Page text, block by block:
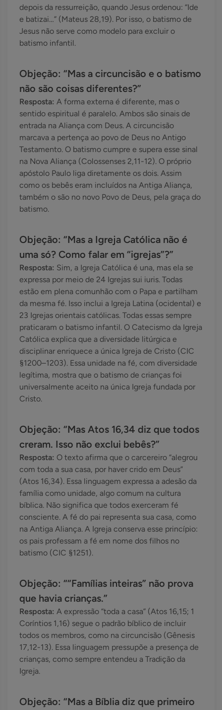
depois da ressurreição, quando Jesus ordenou: “Ide
e batizai…” (Mateus 28,19). Por isso, o batismo de
Jesus não serve como modelo para excluir o
batismo infantil.
Objeção: “Mas a circuncisão e o batismo
não são coisas diferentes?”
Resposta: A forma externa é diferente, mas o
sentido espiritual é paralelo. Ambos são sinais de
entrada na Aliança com Deus. A circuncisão
marcava a pertença ao povo de Deus no Antigo
Testamento. O batismo cumpre e supera esse sinal
na Nova Aliança (Colossenses 2,11-12). O próprio
apóstolo Paulo liga diretamente os dois. Assim
como os bebês eram incluídos na Antiga Aliança,
também o são no novo Povo de Deus, pela graça do
batismo.
Objeção: “Mas a Igreja Católica não é
uma só? Como falar em “igrejas”?”
Resposta: Sim, a Igreja Católica é una, mas ela se
expressa por meio de 24 Igrejas sui iuris. Todas
estão em plena comunhão com o Papa e partilham
da mesma fé. Isso inclui a Igreja Latina (ocidental) e
23 Igrejas orientais católicas. Todas essas sempre
praticaram o batismo infantil. O Catecismo da Igreja
Católica explica que a diversidade litúrgica e
disciplinar enriquece a única Igreja de Cristo (CIC
§1200–1203). Essa unidade na fé, com diversidade
legítima, mostra que o batismo de crianças foi
universalmente aceito na única Igreja fundada por
Cristo.
Objeção: “Mas Atos 16,34 diz que todos
creram. Isso não exclui bebês?”
Resposta: O texto afirma que o carcereiro “alegrou
com toda a sua casa, por haver crido em Deus”
(Atos 16,34). Essa linguagem expressa a adesão da
família como unidade, algo comum na cultura
bíblica. Não significa que todos exerceram fé
consciente. A fé do pai representa sua casa, como
na Antiga Aliança. A Igreja conserva esse princípio:
os pais professam a fé em nome dos filhos no
batismo (CIC §1251).
Objeção: ““Famílias inteiras” não prova
que havia crianças.”
Resposta: A expressão “toda a casa” (Atos 16,15; 1
Coríntios 1,16) segue o padrão bíblico de incluir
todos os membros, como na circuncisão (Gênesis
17,12-13). Essa linguagem pressupõe a presença de
crianças, como sempre entendeu a Tradição da
Igreja.
Objeção: “Mas a Bíblia diz que primeiro